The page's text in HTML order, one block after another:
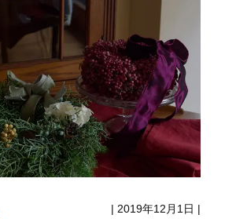
| 2019年12月1日 |